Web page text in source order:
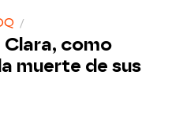
como
muerte de sus